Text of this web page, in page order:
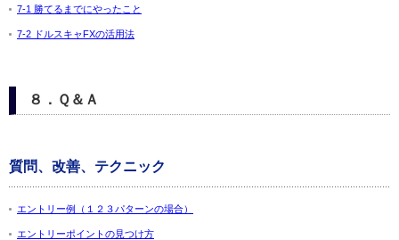
7-1 勝てるまでにやったこと
7-2 ドルスキャFXの活用法
８．Ｑ＆Ａ
質問、改善、テクニック
エントリー例（１２３パターンの場合）
エントリーポイントの見つけ方